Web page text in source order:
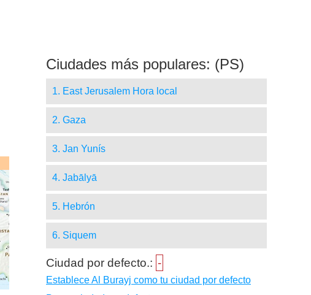
Ciudades más populares: (PS)
1. East Jerusalem Hora local
2. Gaza
3. Jan Yunís
4. Jabālyā
5. Hebrón
6. Siquem
Ciudad por defecto.: -
Establece Al Burayj como tu ciudad por defecto